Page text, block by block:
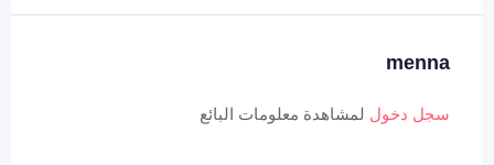
menna
سجل دخول لمشاهدة معلومات البائع